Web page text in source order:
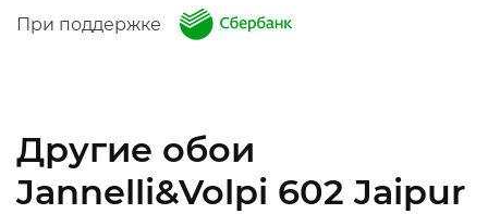
При поддержке
Другие обои
Jannelli&Volpi 602 Jaipur